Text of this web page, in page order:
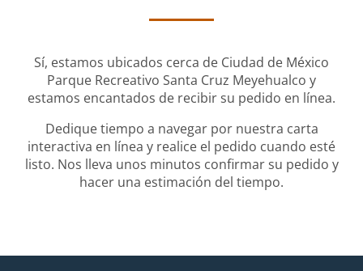
Sí, estamos ubicados cerca de Ciudad de México
Parque Recreativo Santa Cruz Meyehualco y
estamos encantados de recibir su pedido en línea.
Dedique tiempo a navegar por nuestra carta
interactiva en línea y realice el pedido cuando esté
listo. Nos lleva unos minutos confirmar su pedido y
hacer una estimación del tiempo.